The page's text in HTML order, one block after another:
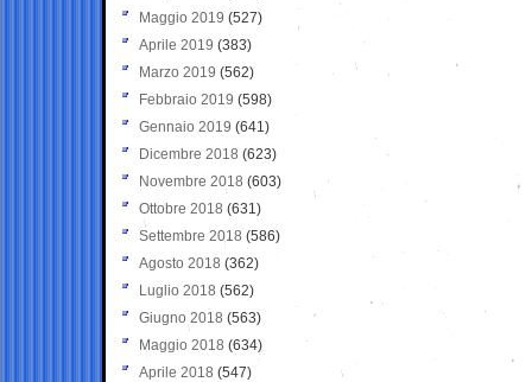
Maggio 2019 (527)
Aprile 2019 (383)
Marzo 2019 (562)
Febbraio 2019 (598)
Gennaio 2019 (641)
Dicembre 2018 (623)
Novembre 2018 (603)
Ottobre 2018 (631)
Settembre 2018 (586)
Agosto 2018 (362)
Luglio 2018 (562)
Giugno 2018 (563)
Maggio 2018 (634)
Aprile 2018 (547)